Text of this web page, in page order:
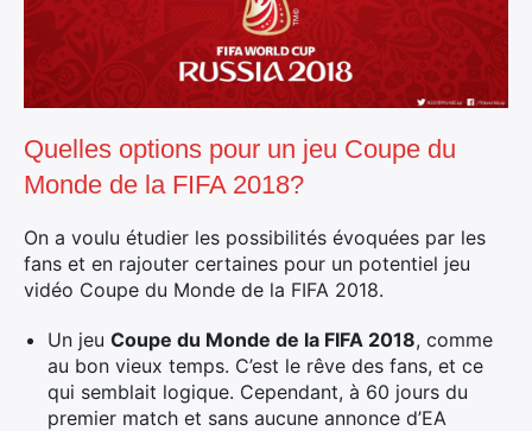
Quelles options pour un jeu Coupe du
Monde de la FIFA 2018?
On a voulu étudier les possibilités évoquées par les
fans et en rajouter certaines pour un potentiel jeu
vidéo Coupe du Monde de la FIFA 2018.
Un jeu Coupe du Monde de la FIFA 2018, comme
au bon vieux temps. C’est le rêve des fans, et ce
qui semblait logique. Cependant, à 60 jours du
premier match et sans aucune annonce d’EA